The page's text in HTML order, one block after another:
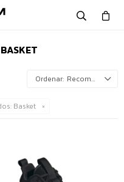
Recomendados
Basket